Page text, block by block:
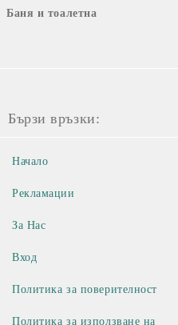
Баня и тоалетна
Бързи връзки:
Начало
Рекламации
За Нас
Вход
Политика за поверителност
Политика за използване на